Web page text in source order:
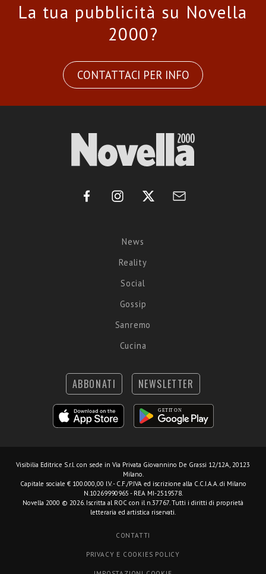
La tua pubblicità su Novella
2000?
CONTATTACI PER INFO
News
Reality
Social
Gossip
Sanremo
Cucina
ABBONATI NEWSLETTER
Visibilia Editrice S.r.l. con sede in Via Privata Giovannino De Grassi 12/12A, 20123
Milano.
Capitale sociale € 100.000,00 I.V. - C.F./P.IVA ed iscrizione alla C.C.I.A.A. di Milano
N.10269990965 - REA MI-2519578.
Novella 2000 © 2026. Iscritta al ROC con il n.37767. Tutti i diritti di proprietà
letteraria ed artistica riservati.
CONTATTI
PRIVACY E COOKIES POLICY